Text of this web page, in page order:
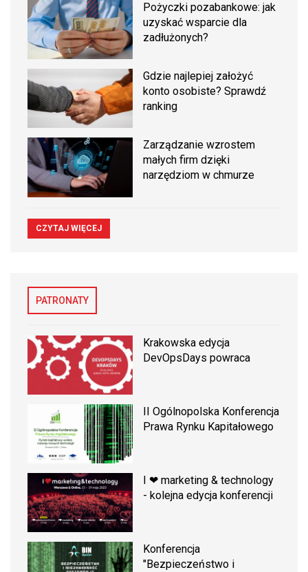
Pożyczki pozabankowe: jak
uzyskać wsparcie dla
zadłużonych?
Gdzie najlepiej założyć
konto osobiste? Sprawdź
ranking
Zarządzanie wzrostem
małych firm dzięki
narzędziom w chmurze
CZYTAJ WIĘCEJ
PATRONATY
Krakowska edycja
DevOpsDays powraca
II Ogólnopolska Konferencja
Prawa Rynku Kapitałowego
I ❤ marketing & technology
- kolejna edycja konferencji
Konferencja
"Bezpieczeństwo i